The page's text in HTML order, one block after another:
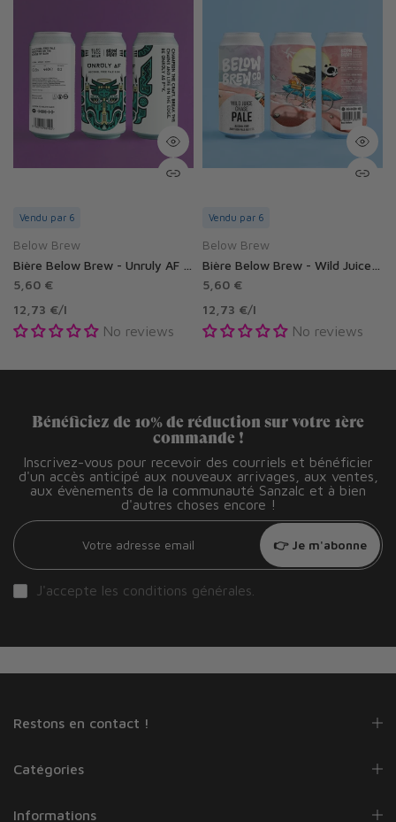
Vendu par 6
Below Brew
5,60 €
12,73 €/l
No reviews
Vendu par 6
Below Brew
5,60 €
12,73 €/l
No reviews
Bénéficiez de 10% de réduction sur votre 1ère
commande !
Inscrivez-vous pour recevoir des courriels et bénéficier
d'un accès anticipé aux nouveaux arrivages, aux ventes,
aux évènements de la communauté Sanzalc et à bien
d'autres choses encore !
👉 Je m'abonne
J'accepte les conditions générales
Restons en contact !
Catégories
Informations